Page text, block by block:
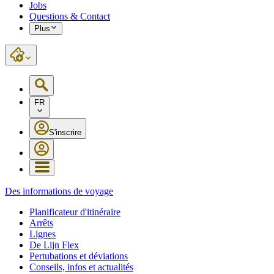
Jobs
Questions & Contact
Plus
FR
S'inscrire
Des informations de voyage
Planificateur d'itinéraire
Arrêts
Lignes
De Lijn Flex
Pertubations et déviations
Conseils, infos et actualités